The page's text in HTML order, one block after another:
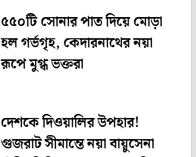
৫৫০টি সোনার পাত দিয়ে মোড়া
হল গর্ভগৃহ, কেদারনাথের নয়া
রূপে মুগ্ধ ভক্তরা
দেশকে দিওয়ালির উপহার!
গুজরাট সীমান্তে নয়া বায়ুসেনা